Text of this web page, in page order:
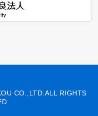
CO.,LTD.ALL RIGHTS